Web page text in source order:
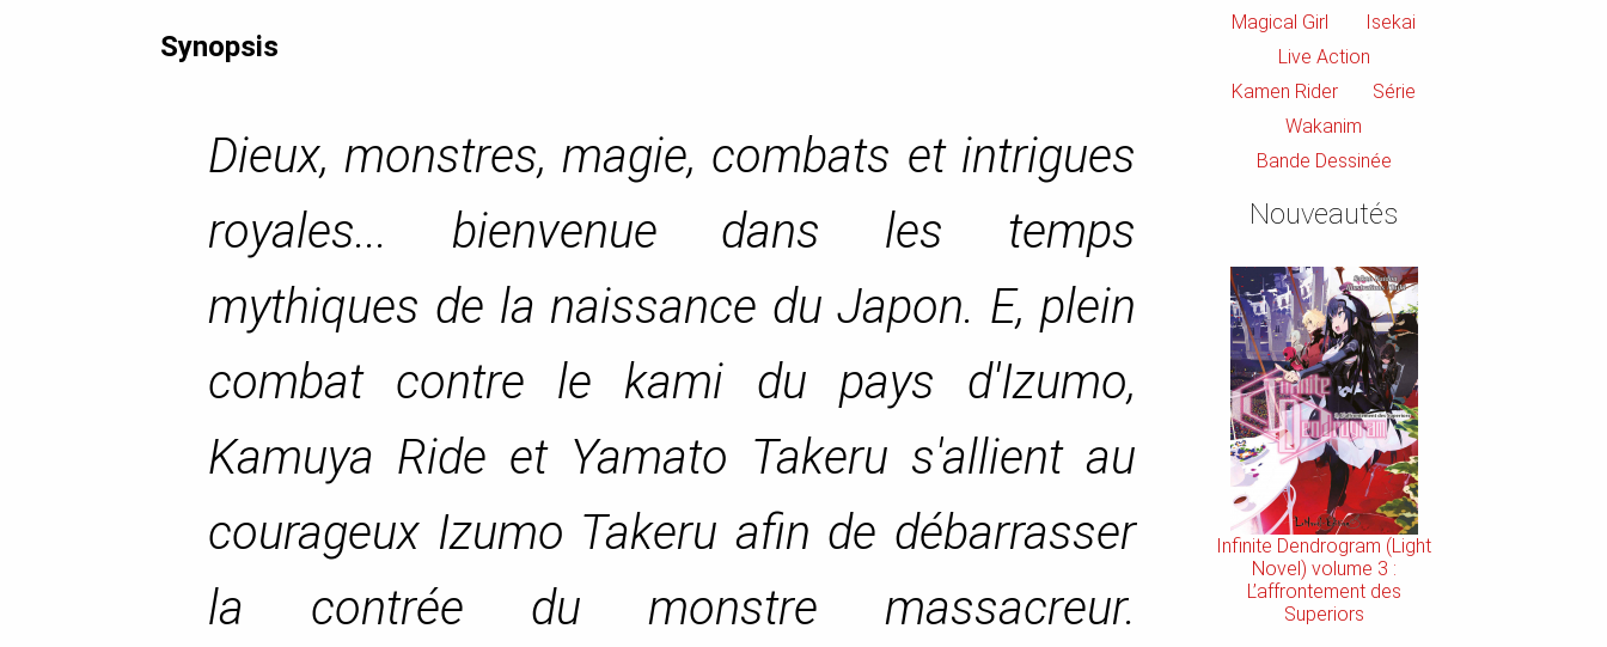
Synopsis
Dieux, monstres, magie, combats et intrigues
royales... bienvenue dans les temps
mythiques de la naissance du Japon. E, plein
combat contre le kami du pays d'Izumo,
Kamuya Ride et Yamato Takeru s'allient au
courageux Izumo Takeru afin de débarrasser
la contrée du monstre massacreur.
Magical Girl
Isekai
Live Action
Kamen Rider
Série
Wakanim
Bande Dessinée
Nouveautés
Infinite Dendrogram (Light
Novel) volume 3 :
L’affrontement des
Superiors